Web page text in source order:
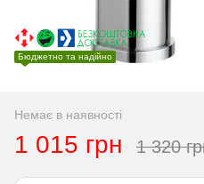
Бюджетно та надійно
Немає в наявності
1 015 грн 1 320